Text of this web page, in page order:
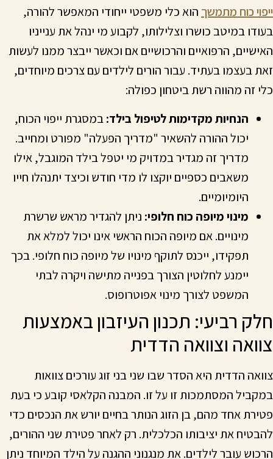
ייפוי כוח מתמשך הוא כלי משפטי ייחודי המאפשר להורה,
בעודו במיטב כושרו וצלילותו, לקבוע מי ינהל את ענייניו
האישיים, הרפואיים והרכושיים אם וכאשר ייבצר ממנו לעשות
זאת בעצמו בעתיד. עבור הורים לילדים עם צרכים מיוחדים,
כלי זה מהווה רשת ביטחון כפולה:
הנחיות מקדימות לטיפול בילד:במסגרת ייפוי הכוח,
יכול ההורה להשאיר "מדריך הפעלה" מפורט ומחייב.
מדריך זה מגדיר במדויק מי יטפל בילד המוגבל, אילו
משאבים כספיים יוקצו לו מדי חודש וכיצד יתנהלו חייו
היומיומיים.
מינוי מיופה כוח חלופי: ניתן להגדיר מראש שרשרת
מינויים. אם מיופה הכוח הראשי אינו יכול למלא את
תפקידו, ייכנס לתוקף מינויו של מיופה כוח חלופי. בכך
יימנע לחלוטין הצורך בפנייה מתישה ויקרה לבתי
המשפט לצורך מינוי אפוטרופוס.
חלק רביעי: תכנון העיזבון באמצעות
צוואה וצוואה הדדית
צוואה הדדית היא הסדר שבו שני בני זוג עורכים צוואות
במקביל המסתמכות זו על זו. המבנה הקלאסי קובע כי בעת
פטירת אחד מהם, בן הזוג הנותר בחיים יורש את הנכסים כדי
להבטיח את יציבותו הכלכלית. רק לאחר פטירת שני ההורים,
הרכוש עובר לילדים. את מנגנוני ההגנה על הילד המיוחד ניתן